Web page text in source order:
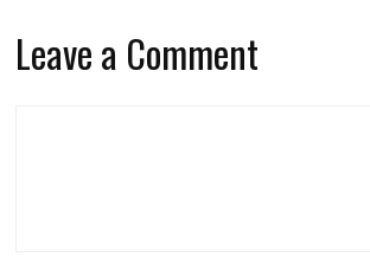
Leave a Comment